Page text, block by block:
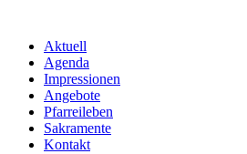
Aktuell
Agenda
Impressionen
Angebote
Pfarreileben
Sakramente
Kontakt